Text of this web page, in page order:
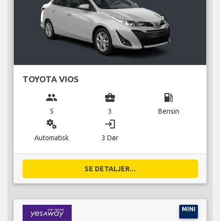
TOYOTA VIOS
group
5
business_center
3
local_gas_station
Bensin
miscellaneous_services
Automatisk
login
3 Dør
SE DETALJER...
MINI